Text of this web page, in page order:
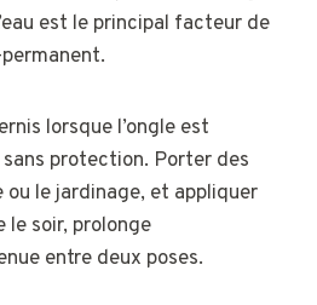
est le principal facteur de
lorsque l’ongle est
protection. Porter des
ou le jardinage, et appliquer
le soir, prolonge
entre deux poses.